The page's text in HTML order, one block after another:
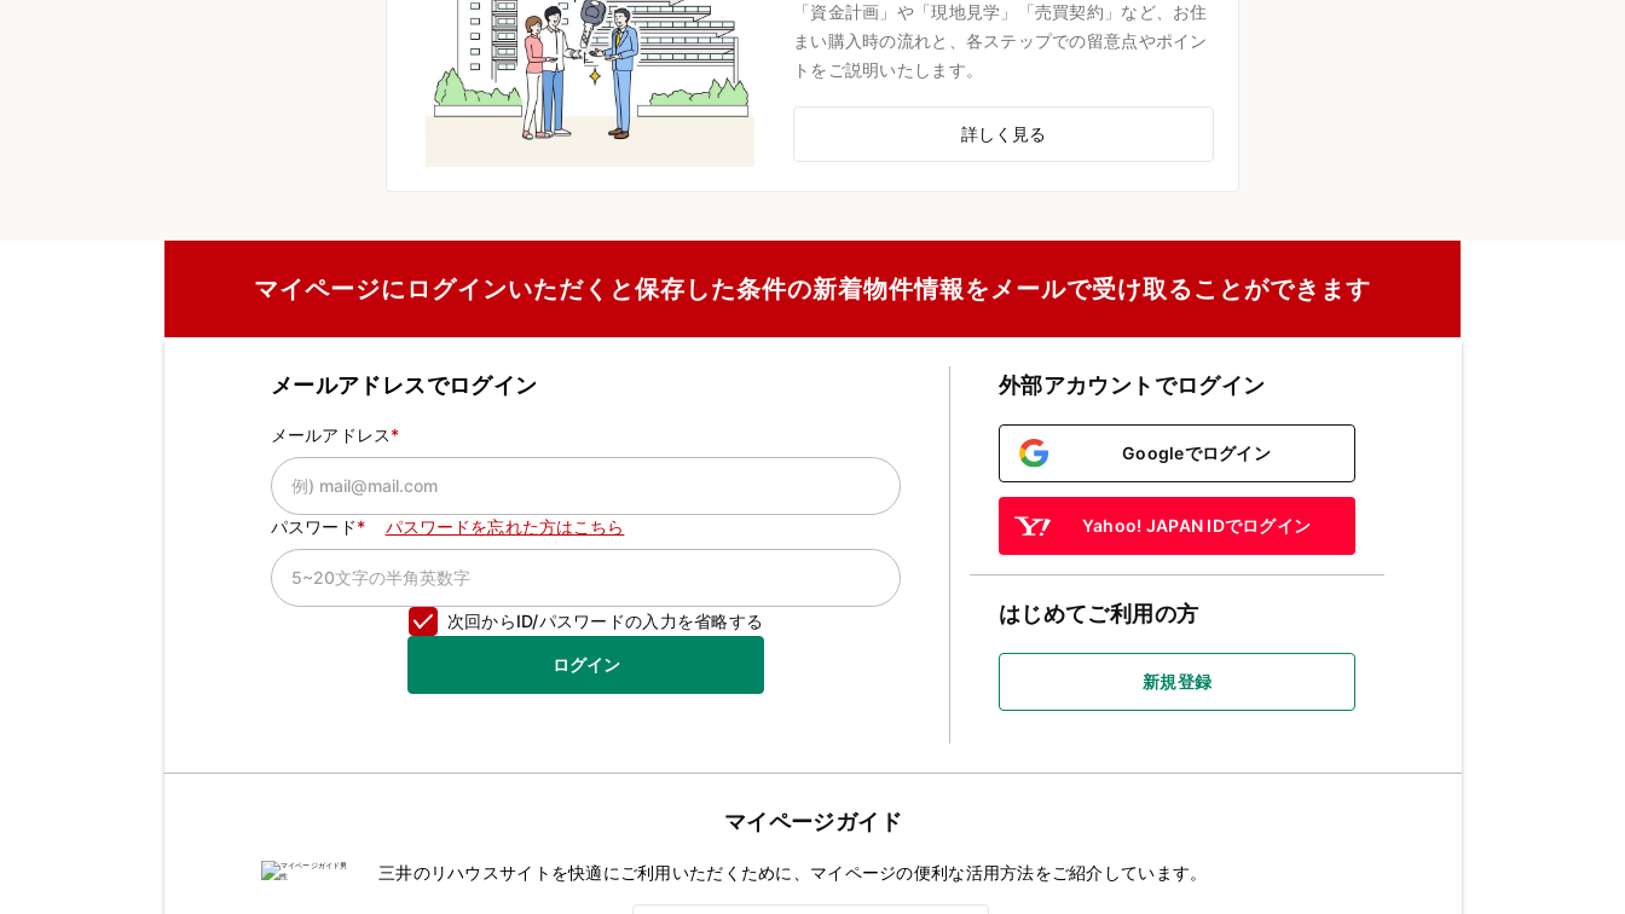
「資金計画」や「現地見学」「売買契約」など、お住
まい購入時の流れと、各ステップでの留意点やポイン
トをご説明いたします。
詳しく見る
マイページにログインいただくと保存した条件の新着物件情報をメールで受け取ることができます
メールアドレスでログイン
メールアドレス
パスワード パスワードを忘れた方はこちら
次回からID/パスワードの入力を省略する
ログイン
外部アカウントでログイン
Googleでログイン
Yahoo! JAPAN IDでログイン
はじめてご利用の方
新規登録
マイページガイド
三井のリハウスサイトを快適にご利用いただくために、マイページの便利な活用方法をご紹介しています。